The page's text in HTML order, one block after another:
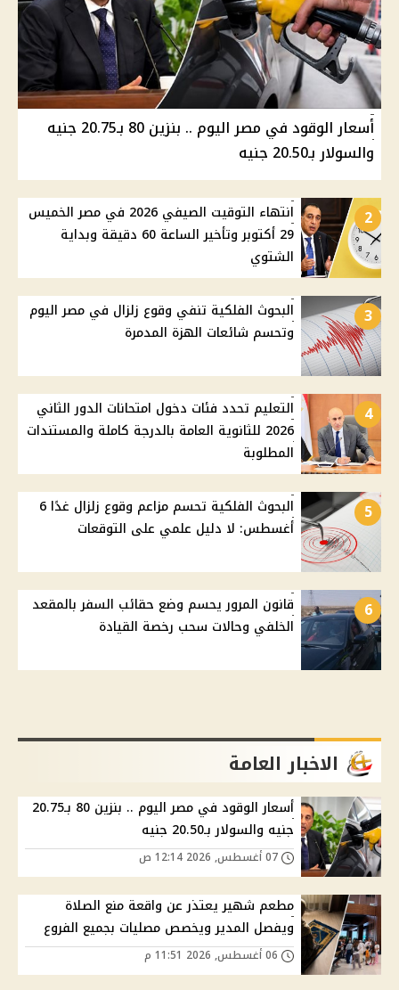
أسعار الوقود في مصر اليوم .. بنزين 80 بـ20.75 جنيه
والسولار بـ20.50 جنيه
2
انتهاء التوقيت الصيفي 2026 في مصر الخميس
29 أكتوبر وتأخير الساعة 60 دقيقة وبداية
الشتوي
3
البحوث الفلكية تنفي وقوع زلزال في مصر اليوم
وتحسم شائعات الهزة المدمرة
4
التعليم تحدد فئات دخول امتحانات الدور الثاني
2026 للثانوية العامة بالدرجة كاملة والمستندات
المطلوبة
5
البحوث الفلكية تحسم مزاعم وقوع زلزال غدًا 6
أغسطس: لا دليل علمي على التوقعات
6
قانون المرور يحسم وضع حقائب السفر بالمقعد
الخلفي وحالات سحب رخصة القيادة
الاخبار العامة
أسعار الوقود في مصر اليوم .. بنزين 80 بـ20.75
جنيه والسولار بـ20.50 جنيه
مطعم شهير يعتذر عن واقعة منع الصلاة
ويفصل المدير ويخصص مصليات بجميع الفروع